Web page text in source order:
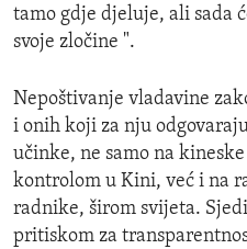
tamo gdje djeluje, ali sada
svoje zločine ".
Nepoštivanje vladavine
i onih koji za nju
učinke, ne samo na
kontrolom u Kini, već i na
radnike, širom svijeta.
pritiskom za